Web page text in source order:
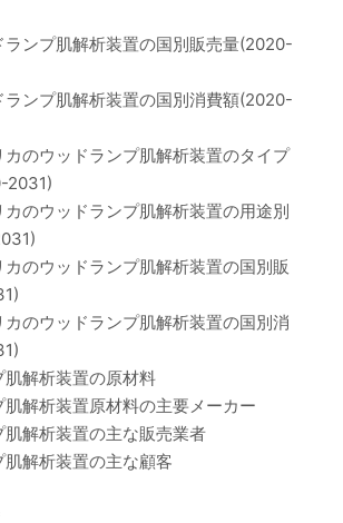
ランプ肌解析装置の国別販売量(2020-
ランプ肌解析装置の国別消費額(2020-
カのウッドランプ肌解析装置のタイプ
2031)
カのウッドランプ肌解析装置の用途別
カのウッドランプ肌解析装置の国別販
カのウッドランプ肌解析装置の国別消
肌解析装置の原材料
肌解析装置原材料の主要メーカー
肌解析装置の主な販売業者
肌解析装置の主な顧客